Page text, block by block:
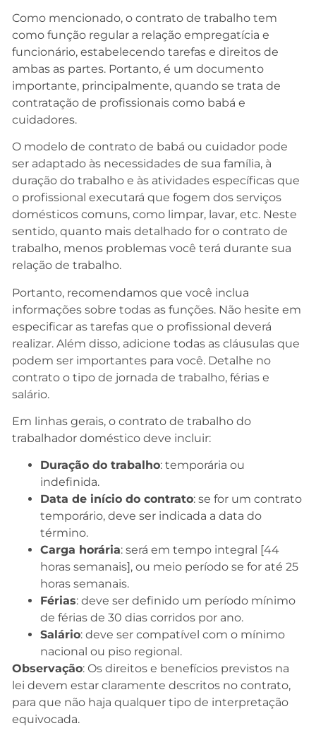
Como mencionado, o contrato de trabalho tem
como função regular a relação empregatícia e
funcionário, estabelecendo tarefas e direitos de
ambas as partes. Portanto, é um documento
importante, principalmente, quando se trata de
contratação de profissionais como babá e
cuidadores.
O modelo de contrato de babá ou cuidador pode
ser adaptado às necessidades de sua família, à
duração do trabalho e às atividades específicas que
o profissional executará que fogem dos serviços
domésticos comuns, como limpar, lavar, etc. Neste
sentido, quanto mais detalhado for o contrato de
trabalho, menos problemas você terá durante sua
relação de trabalho.
Portanto, recomendamos que você inclua
informações sobre todas as funções. Não hesite em
especificar as tarefas que o profissional deverá
realizar. Além disso, adicione todas as cláusulas que
podem ser importantes para você. Detalhe no
contrato o tipo de jornada de trabalho, férias e
salário.
Em linhas gerais, o contrato de trabalho do
trabalhador doméstico deve incluir:
Duração do trabalho: temporária ou
indefinida.
Data de início do contrato: se for um contrato
temporário, deve ser indicada a data do
término.
Carga horária: será em tempo integral [44
horas semanais], ou meio período se for até 25
horas semanais.
Férias: deve ser definido um período mínimo
de férias de 30 dias corridos por ano.
Salário: deve ser compatível com o mínimo
nacional ou piso regional.
Observação: Os direitos e benefícios previstos na
lei devem estar claramente descritos no contrato,
para que não haja qualquer tipo de interpretação
equivocada.